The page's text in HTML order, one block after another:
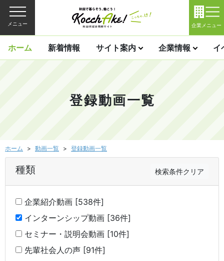
メニュー 企業メニュー
ホーム 新着情報 サイト案内 企業情報 イ
登録動画一覧
ホーム 動画一覧 登録動画一覧
種類 検索条件クリア
企業紹介動画 [538件]
インターンシップ動画 [36件]
セミナー・説明会動画 [10件]
先輩社会人の声 [91件]